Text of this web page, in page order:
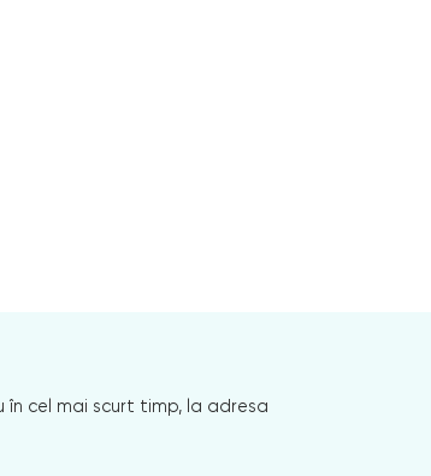
cel mai scurt timp, la adresa